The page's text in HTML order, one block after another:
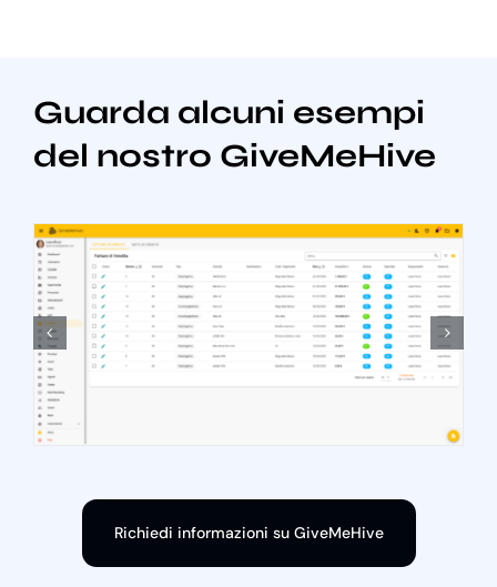
Guarda alcuni esempi
del nostro GiveMeHive
Richiedi informazioni su GiveMeHive